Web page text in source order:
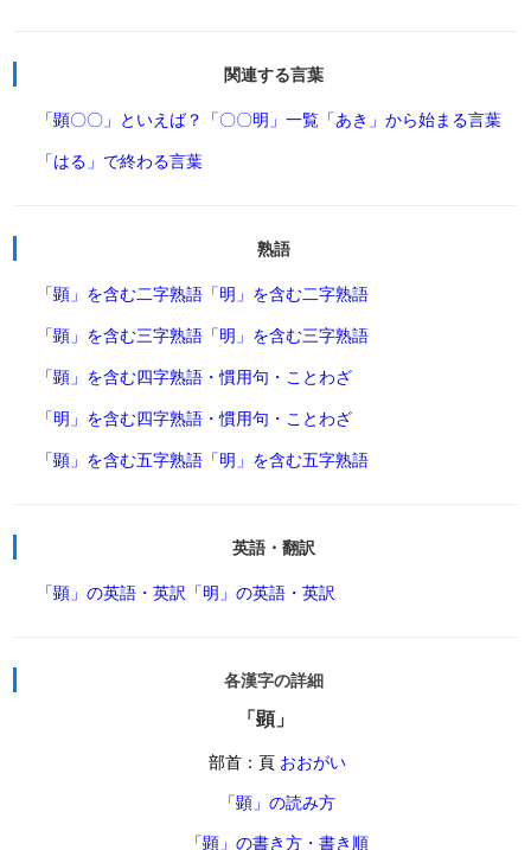
関連する言葉
「顕〇〇」といえば？ 「〇〇明」一覧 「あき」から始まる言葉
「はる」で終わる言葉
熟語
「顕」を含む二字熟語 「明」を含む二字熟語
「顕」を含む三字熟語 「明」を含む三字熟語
「顕」を含む四字熟語・慣用句・ことわざ
「明」を含む四字熟語・慣用句・ことわざ
「顕」を含む五字熟語 「明」を含む五字熟語
英語・翻訳
「顕」の英語・英訳 「明」の英語・英訳
各漢字の詳細
「顕」
部首：頁 おおがい
「顕」の読み方
「顕」の書き方・書き順